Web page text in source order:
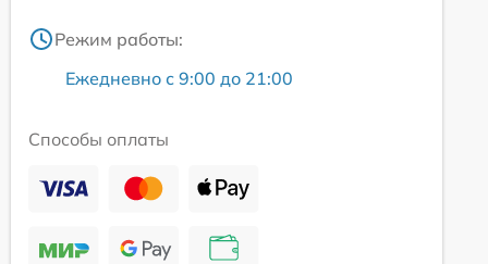
Режим работы:
Ежедневно с 9:00 до 21:00
Способы оплаты